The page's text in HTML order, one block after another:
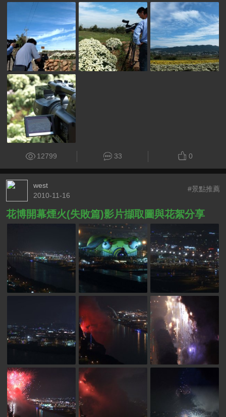
12799 33 0
west
2010-11-16
#景點推薦
花博開幕煙火(失敗篇)影片擷取圖與花絮分享